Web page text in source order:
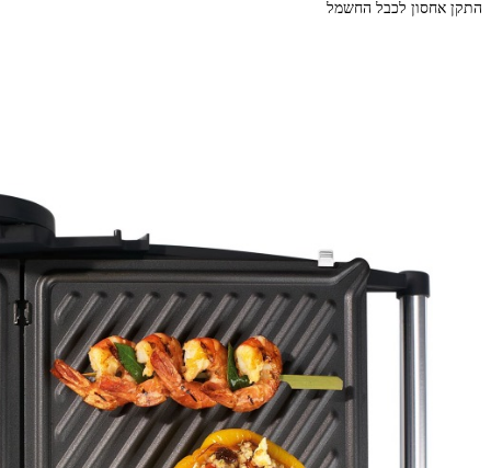
התקן אחסון לכבל החשמל